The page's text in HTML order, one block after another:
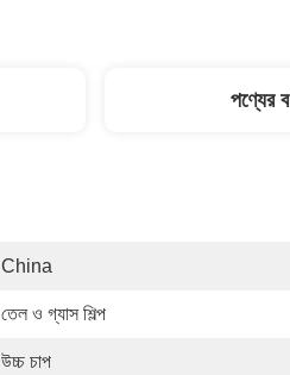
পণ্যের
China
তেল ও গ্যাস শিল্প
উচ্চ চাপ